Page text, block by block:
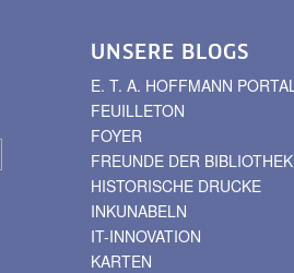
UNSERE BLOGS
E. T. A. HOFFMANN PORTAL
FEUILLETON
FOYER
FREUNDE DER BIBLIOTHEK
HISTORISCHE DRUCKE
INKUNABELN
IT-INNOVATION
KARTEN